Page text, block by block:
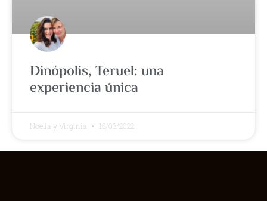
Dinópolis, Teruel: una
experiencia única
Noelia y Virginia 15/03/2022